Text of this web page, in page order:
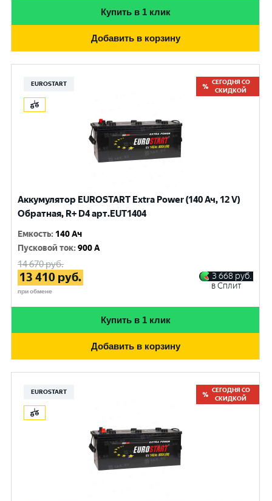
Купить в 1 клик
Добавить в корзину
EUROSTART
СЕГОДНЯ СО
СКИДКОЙ
Аккумулятор EUROSTART Extra Power (140 Ач, 12 V)
Обратная, R+ D4 арт.EUT1404
Емкость: 140 Ач
Пусковой ток:900 A
14 670руб.
13 410 руб.
при обмене
3 668 руб.
в Сплит
Купить в 1 клик
Добавить в корзину
EUROSTART
СЕГОДНЯ СО
СКИДКОЙ